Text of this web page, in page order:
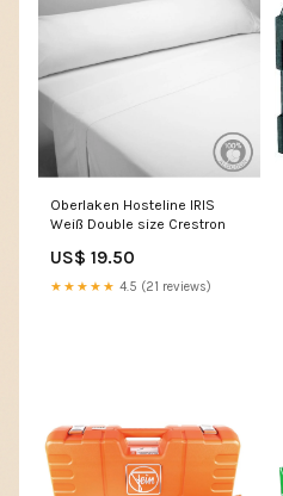
Oberlaken Hosteline IRIS
Weiß Double size Crestron
US$ 19.50
★★★★★ 4.5 (21 reviews)